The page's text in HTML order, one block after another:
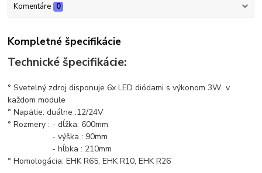
Komentáre 0
Kompletné špecifikácie
Technické špecifikácie:
° Svetelný zdroj disponuje 6x LED diódami s výkonom 3W v
každom module
° Napätie: duálne :12/24V
° Rozmery : - dĺžka: 600mm
- výška : 90mm
- hĺbka : 210mm
° Homologácia: EHK R65, EHK R10, EHK R26